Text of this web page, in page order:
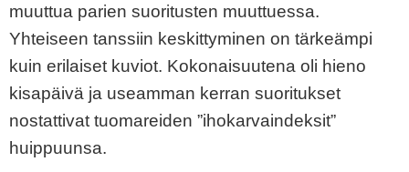
muuttua parien suoritusten muuttuessa.
Yhteiseen tanssiin keskittyminen on tärkeämpi
kuin erilaiset kuviot. Kokonaisuutena oli hieno
kisapäivä ja useamman kerran suoritukset
nostattivat tuomareiden ”ihokarvaindeksit”
huippuunsa.